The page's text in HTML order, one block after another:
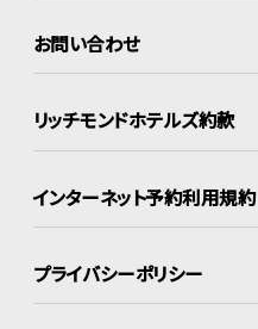
お問い合わせ
リッチモンドホテルズ約款
インターネット予約利用規約
プライバシーポリシー